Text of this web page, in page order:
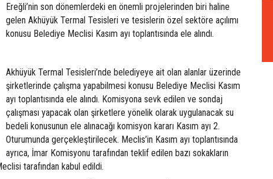
Ereğli’nin son dönemlerdeki en önemli projelerinden biri haline
gelen Akhüyük Termal Tesisleri ve tesislerin özel sektöre açılımı
konusu Belediye Meclisi Kasım ayı toplantısında ele alındı.
Akhüyük Termal Tesisleri’nde belediyeye ait olan alanlar üzerinde
şirketlerinde çalışma yapabilmesi konusu Belediye Meclisi Kasım
ayı toplantısında ele alındı. Komisyona sevk edilen ve sondaj
çalışması yapacak olan şirketlere yönelik olarak uygulanacak su
bedeli konusunun ele alınacağı komisyon kararı Kasım ayı 2.
Oturumunda gerçekleştirilecek. Meclis’in Kasım ayı toplantısında
ayrıca, İmar Komisyonu tarafından teklif edilen bazı sokakların
tarafından kabul edildi.